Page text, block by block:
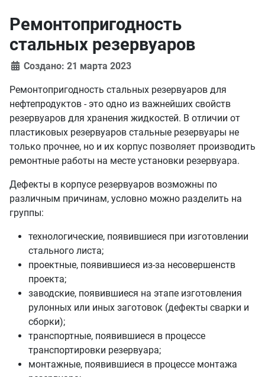
Ремонтопригодность
стальных резервуаров
Создано: 21 марта 2023
Ремонтопригодность стальных резервуаров для
нефтепродуктов - это одно из важнейших свойств
резервуаров для хранения жидкостей. В отличии от
пластиковых резервуаров стальные резервуары не
только прочнее, но и их корпус позволяет производить
ремонтные работы на месте установки резервуара.
Дефекты в корпусе резервуаров возможны по
различным причинам, условно можно разделить на
группы:
технологические, появившиеся при изготовлении
стального листа;
проектные, появившиеся из-за несовершенств
проекта;
заводские, появившиеся на этапе изготовления
рулонных или иных заготовок (дефекты сварки и
сборки);
транспортные, появившиеся в процессе
транспортировки резервуара;
монтажные, появившиеся в процессе монтажа